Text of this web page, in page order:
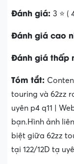
Đánh giá: 3 ⭐ (
Đánh giá cao
Đánh giá thấp
Tóm tắt:
touring và 62zz
uyên p4 q11 |
bạn.Hình ảnh
biệt giữa 62zz
tại 122/12D tạ